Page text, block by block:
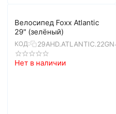
Велосипед Foxx Atlantic
29" (зелёный)
КОД: 29AHD.ATLANTIC.22GN4
Нет в наличии